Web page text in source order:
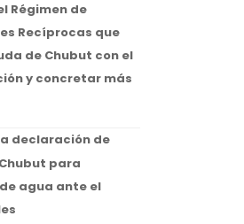
Régimen de
Recíprocas que
de Chubut con el
y concretar más
declaración de
para
agua ante el